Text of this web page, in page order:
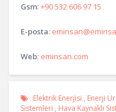
Gsm: +90 532 606 97 15
E-posta:
Web: eminsan.com
Elektrik Enerjisi , Enerji
Sistemleri , Hava Kaynaklı